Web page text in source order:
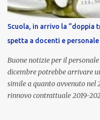
e del Merito (MIM) . Per
completato la procedura di
che ha poi disposto la
importi e le trattenute
Scuola, in arrivo la “doppia
spetta a docenti e personale
Buone notizie per il
dicembre potrebbe arrivare
simile a quanto avvenuto nel
rinnovo contrattuale 2019-